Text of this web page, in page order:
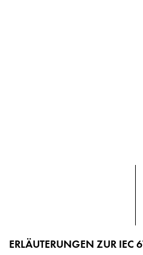
ERLÄUTERUNGEN ZUR IEC